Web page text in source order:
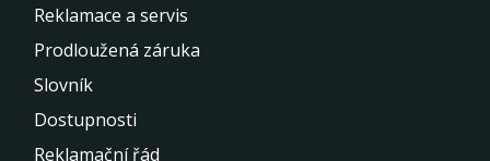
Reklamace a servis
Prodloužená záruka
Slovník
Dostupnosti
Reklamační řád